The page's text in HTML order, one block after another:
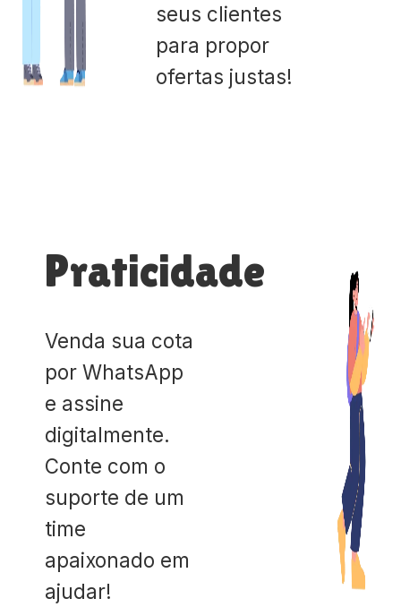
seus clientes
para propor
ofertas justas!
Praticidade
Venda sua cota
por WhatsApp
e assine
digitalmente.
Conte com o
suporte de um
time
apaixonado em
ajudar!